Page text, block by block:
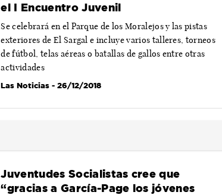
el I Encuentro Juvenil
Se celebrará en el Parque de los Moralejos y las pistas
exteriores de El Sargal e incluye varios talleres, torneos
de fútbol, telas aéreas o batallas de gallos entre otras
actividades
Las Noticias - 26/12/2018
Juventudes Socialistas cree que
“gracias a García-Page los jóvenes